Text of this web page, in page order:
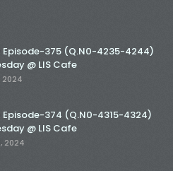
Episode-375 (Q.N0-4235-4244)
@ LIS Cafe
2024
Episode-374 (Q.N0-4315-4324)
@ LIS Cafe
2024